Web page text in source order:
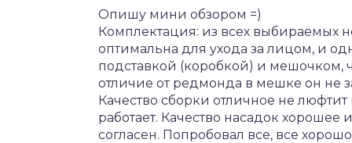
Опишу мини обзором =)
Комплектация: из всех
оптимальна для ухода за лицом, и
подставкой (коробкой) и мешочком,
отличие от редмонда в мешке он не
Качество сборки отличное не
работает. Качество насадок
согласен. Попробовал все, все